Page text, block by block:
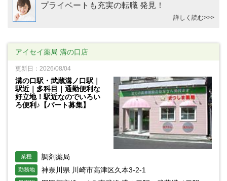
プライベートも充実の転職 発見！
詳しく読む>>>
アイセイ薬局 溝の口店
更新日：2026/08/04
溝の口駅・武蔵溝ノ口駅｜
駅近｜多科目｜通勤便利な
好立地！駅近なのでいろい
ろ便利♪【パート募集】
業種 調剤薬局
勤務地 神奈川県 川崎市高津区久本3-2-1